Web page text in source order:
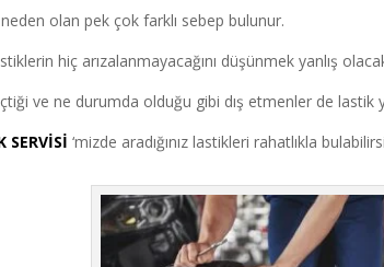
olan pek çok farklı sebep bulunur.
hiç arızalanmayacağını düşünmek yanlış
ve ne durumda olduğu gibi dış etmenler de lastik
SERVİSİ ‘mizde aradığınız lastikleri rahatlıkla